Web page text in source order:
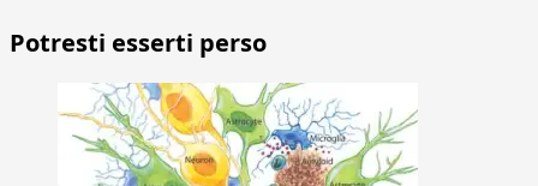
Potresti esserti perso